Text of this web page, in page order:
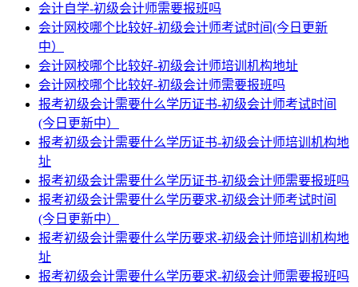
会计自学-初级会计师需要报班吗
会计网校哪个比较好-初级会计师考试时间(今日更新
中）
会计网校哪个比较好-初级会计师培训机构地址
会计网校哪个比较好-初级会计师需要报班吗
报考初级会计需要什么学历证书-初级会计师考试时间
(今日更新中）
报考初级会计需要什么学历证书-初级会计师培训机构地
址
报考初级会计需要什么学历证书-初级会计师需要报班吗
报考初级会计需要什么学历要求-初级会计师考试时间
(今日更新中）
报考初级会计需要什么学历要求-初级会计师培训机构地
址
报考初级会计需要什么学历要求-初级会计师需要报班吗